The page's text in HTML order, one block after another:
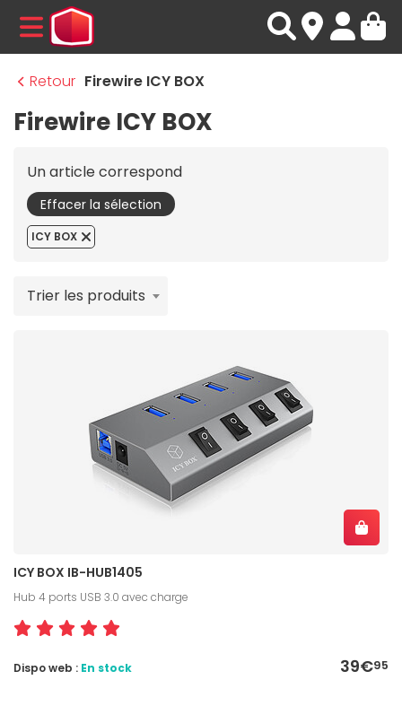
MENU
Retour Firewire ICY BOX
Firewire ICY BOX
Un article correspond
Effacer la sélection
ICY BOX
Trier les produits
ICY BOX IB-HUB1405
Hub 4 ports USB 3.0 avec charge
39€95
Dispo web : En stock